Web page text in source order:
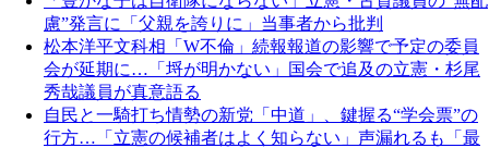
慮”発言に「父親を誇りに」当事者から批判
松本洋平文科相「W不倫」続報報道の影響で予定の委員
会が延期に…「埒が明かない」国会で追及の立憲・杉尾
秀哉議員が真意語る
自民と一騎打ち情勢の新党「中道」、鍵握る“学会票”の
行方…「立憲の候補者はよく知らない」声漏れるも「最